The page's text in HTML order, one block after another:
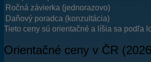
Ročná závierka (jednorazovo)
Daňový poradca (konzultácia)
Tieto ceny sú orientačné a líšia sa podľa
Orientačné ceny v ČR